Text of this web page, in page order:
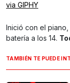
via GIPHY
Inició con el
batería a los 14.
TAMBIÉN TE PUEDE